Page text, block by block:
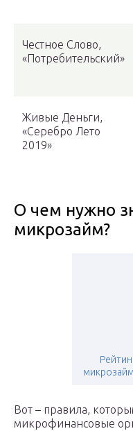
Честное Слово,
«Потребительский»
Живые Деньги,
«Серебро Лето
2019»
О чем нужно
микрозайм?
Вот – правила,
микрофинансовые